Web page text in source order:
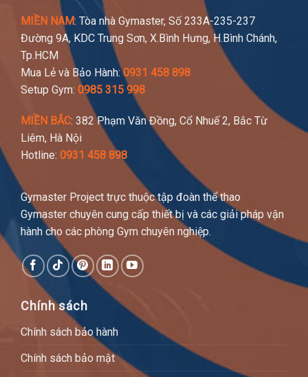
MIỀN NAM: Tòa nhà Gymaster, Số 233A-235-237
Đường 9A, KDC Trung Sơn, X.Bình Hưng, H.Bình Chánh,
Tp.HCM
Mua Lẻ và Bảo Hành:0931 458 898
Setup Gym: 0985 315 998
MIỀN BẮC: 382 Phạm Văn Đồng, Cổ Nhuế 2, Bắc Từ
Liêm, Hà Nội
Hotline: 0931 458 898
Gymaster Project trực thuộc tập đoàn thể thao
Gymaster chuyên cung cấp thiết bị và các giải pháp vận
hành cho các phòng Gym chuyên nghiệp.
Chính sách
Chính sách bảo hành
Chính sách bảo mật